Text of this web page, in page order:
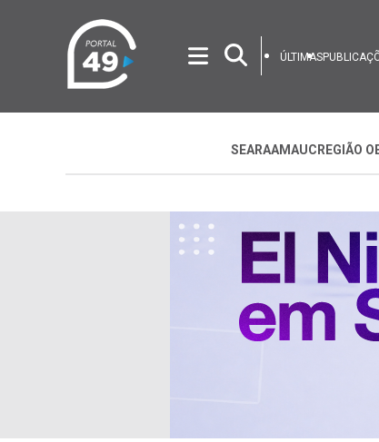
ÚLTIMAS
SEARAAMAUC REGIÃO